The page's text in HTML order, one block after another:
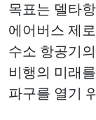
목표는 델타
에어버스 제
수소 항공기
비행의 미래
파구를 열기